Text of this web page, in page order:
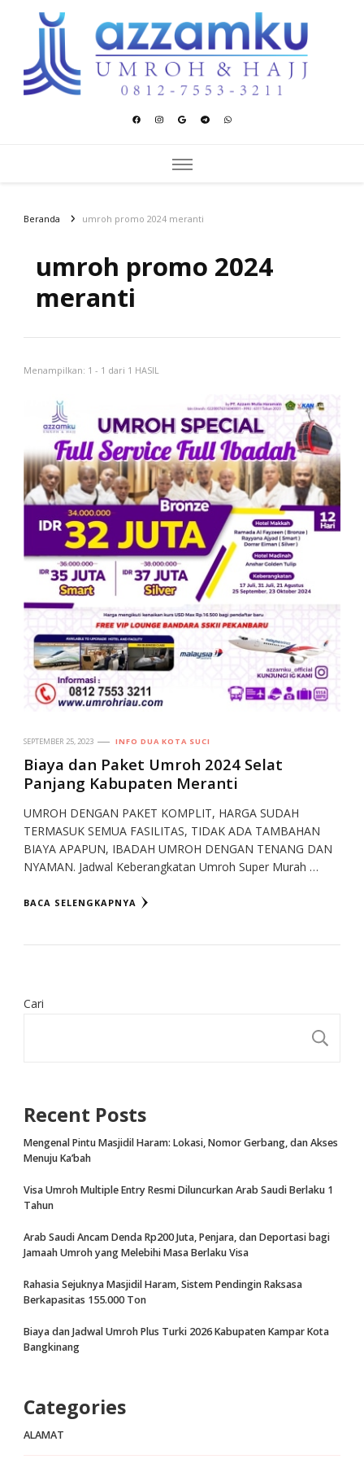
Azzamku Umroh dan Hajj
Beranda umroh promo 2024 meranti
umroh promo 2024
meranti
Menampilkan: 1 - 1 dari 1 HASIL
SEPTEMBER 25, 2023 INFO DUA KOTA SUCI
Biaya dan Paket Umroh 2024 Selat
Panjang Kabupaten Meranti
UMROH DENGAN PAKET KOMPLIT, HARGA SUDAH
TERMASUK SEMUA FASILITAS, TIDAK ADA TAMBAHAN
BIAYA APAPUN, IBADAH UMROH DENGAN TENANG DAN
NYAMAN. Jadwal Keberangkatan Umroh Super Murah …
BACA SELENGKAPNYA
Cari
Recent Posts
Mengenal Pintu Masjidil Haram: Lokasi, Nomor Gerbang, dan Akses
Menuju Ka’bah
Visa Umroh Multiple Entry Resmi Diluncurkan Arab Saudi Berlaku 1
Tahun
Arab Saudi Ancam Denda Rp200 Juta, Penjara, dan Deportasi bagi
Jamaah Umroh yang Melebihi Masa Berlaku Visa
Rahasia Sejuknya Masjidil Haram, Sistem Pendingin Raksasa
Berkapasitas 155.000 Ton
Biaya dan Jadwal Umroh Plus Turki 2026 Kabupaten Kampar Kota
Bangkinang
Categories
ALAMAT